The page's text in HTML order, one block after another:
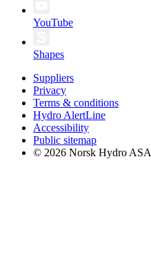
YouTube
Shapes
Suppliers
Privacy
Terms & conditions
Hydro AlertLine
Accessibility
Public sitemap
© 2026 Norsk Hydro ASA